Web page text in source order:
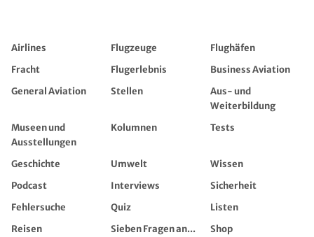
Airlines Flugzeuge
Flughäfen
Fracht
Flugerlebnis
Business Aviation
General Aviation
Stellen
Aus- und
Weiterbildung
Museen und
Ausstellungen
Kolumnen Tests
Geschichte Umwelt
Wissen
Podcast
Interviews
Sicherheit
Fehlersuche
Quiz
Listen
Reisen
Sieben Fragen an...
Shop